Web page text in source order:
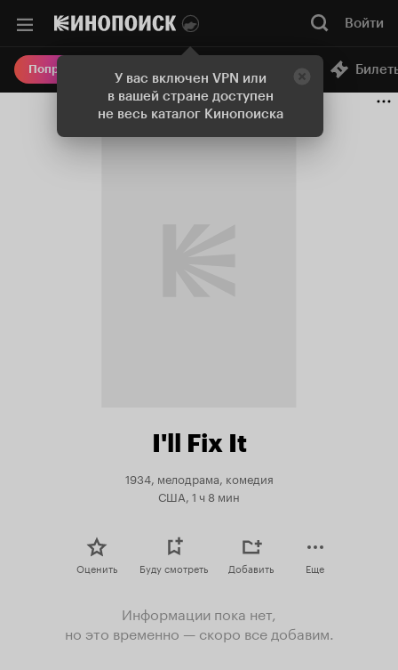
У вас включен VPN или
в вашей стране доступен
не весь каталог Кинопоиска
Войти
Попробовать Плюс Онлайн-кинотеатр
I'll Fix It
1934, мелодрама, комедия
США, 1 ч 8 мин
Оценить Буду смотреть Добавить Еще
Информации пока нет,
но это временно — скоро все добавим.